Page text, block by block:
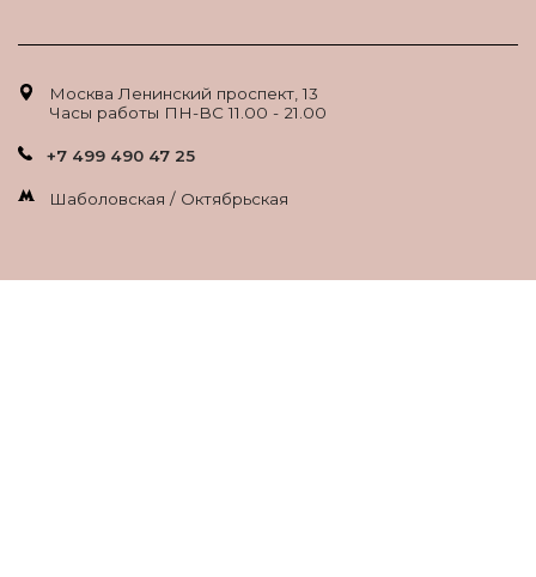
Москва Ленинский проспект, 13
Часы работы ПН-ВС 11.00 - 21.00
+7 499 490 47 25
Шаболовская / Октябрьская